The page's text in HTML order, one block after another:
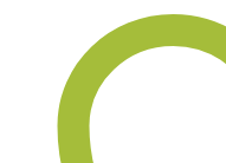
500ml
coconut